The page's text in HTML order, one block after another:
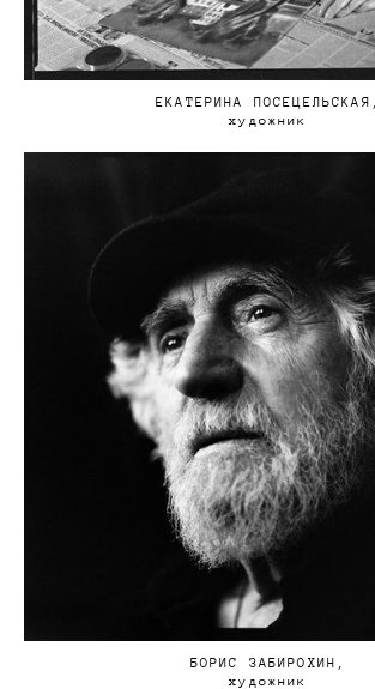
ЕКАТЕРИНА ПОСЕЦЕЛЬСКАЯ,
художник
БОРИС ЗАБИРОХИН,
художник